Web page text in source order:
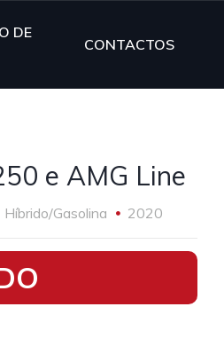
DE
CONTACTOS
e AMG Line
Híbrido/Gasolina 2020